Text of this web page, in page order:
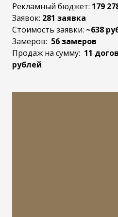
Рекламный бюджет: 179
Заявок: 281 заявка
Стоимость заявки: ~638
Замеров: 56 замеров
Продаж на сумму: 11
рублей